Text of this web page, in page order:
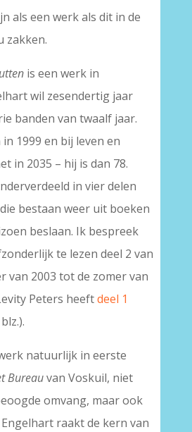
als een werk als dit in de
zakken.
is een werk in
wil zesendertig jaar
banden van twaalf jaar.
1999 en bij leven en
in 2035 – hij is dan 78.
in vier delen
bestaan weer uit boeken
beslaan. Ik bespreek
te lezen deel 2 van
van 2003 tot de zomer van
Peters heeftdeel 1
natuurlijk in eerste
Bureauvan Voskuil, niet
omvang, maar ook
raakt de kern van